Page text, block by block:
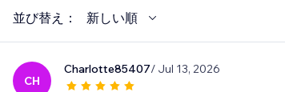
並び替え： 新しい順
CH
Charlotte85407/ Jul 13, 2026